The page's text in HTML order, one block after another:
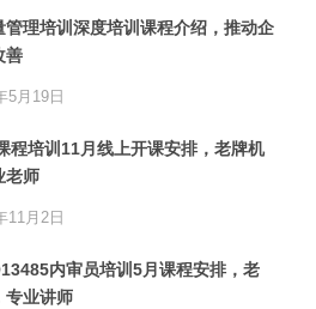
管理培训深度培训课程介绍，推动企
善
5月19日
程培训11月线上开课安排，老牌机
老师
11月2日
内审员培训5月课程安排，老
专业讲师